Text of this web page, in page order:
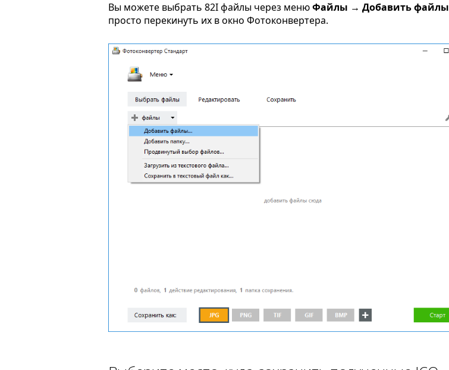
Вы можете выбрать 82I файлы через менюФайлы → Добавить файлы
просто перекинуть их в окно Фотоконвертера.